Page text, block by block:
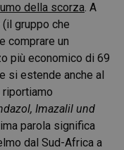
della scorza. A
(il gruppo che
comprare un
più economico di 69
si estende anche al
Imazalil und
parola significa
dal Sud-Africa a